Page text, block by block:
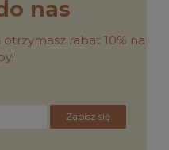
nas
rabat 10% na
Zapisz się